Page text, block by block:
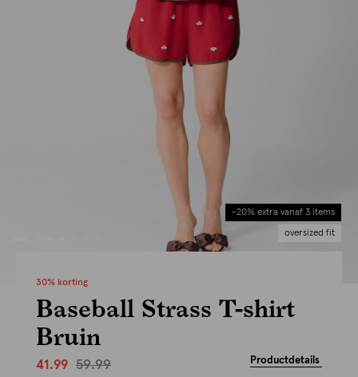
-20% extra vanaf 3 items
oversized fit
30% korting
Baseball Strass T-shirt
Bruin
41.99 59.99 Productdetails